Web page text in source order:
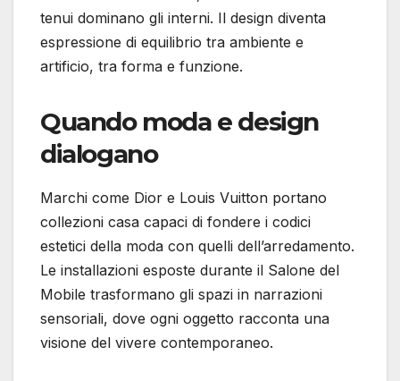
tenui dominano gli interni. Il design diventa
espressione di equilibrio tra ambiente e
artificio, tra forma e funzione.
Quando moda e design
dialogano
Marchi come Dior e Louis Vuitton portano
collezioni casa capaci di fondere i codici
estetici della moda con quelli dell’arredamento.
Le installazioni esposte durante il Salone del
Mobile trasformano gli spazi in narrazioni
sensoriali, dove ogni oggetto racconta una
visione del vivere contemporaneo.